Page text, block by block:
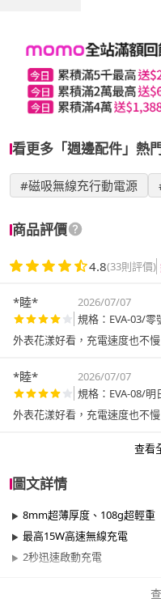
看更多「週邊配件」熱
#磁吸無線充行動電源
商品評價
4.8(33則評價)
*睦* 2026/07/07
規格：EVA-03/零
外表花漾好看，充電速度也不
*睦* 2026/07/07
規格：EVA-08/明
外表花漾好看，充電速度也不
查看
圖文詳情
8mm超薄厚度、108g超輕重
最高15W高速無線充電
2秒迅速啟動充電